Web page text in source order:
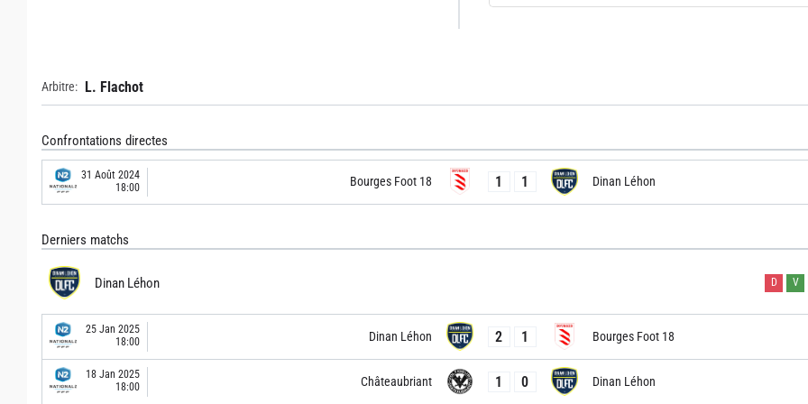
Arbitre: L. Flachot
Confrontations directes
31 Août 2024
18:00
Bourges Foot 18 1 1 Dinan Léhon
Derniers matchs
Dinan Léhon D V
25 Jan 2025
18:00
Dinan Léhon 2 1 Bourges Foot 18
18 Jan 2025
18:00
Châteaubriant 1 0 Dinan Léhon